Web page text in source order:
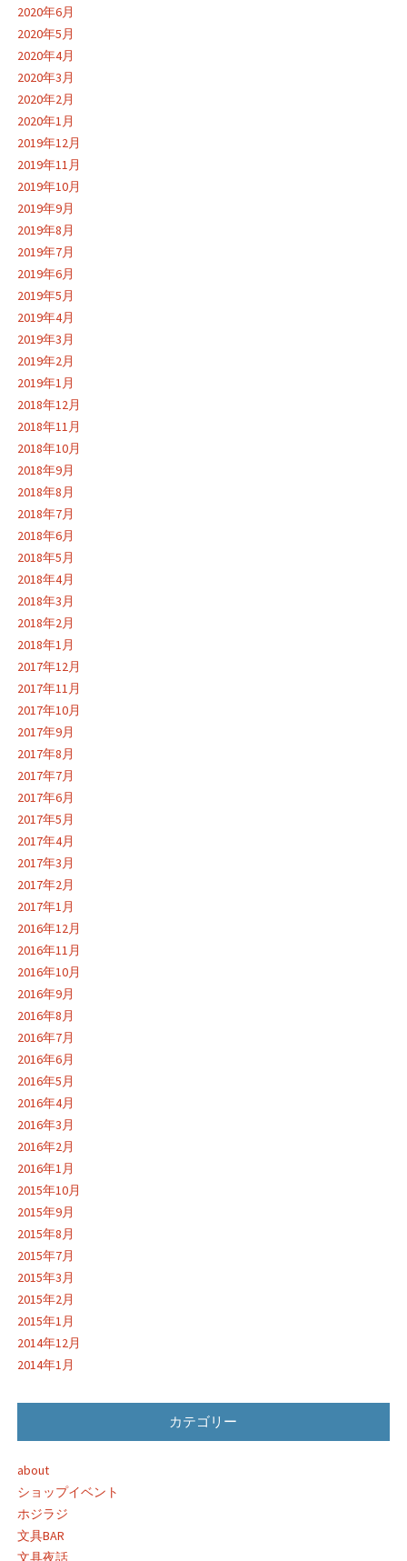
2020年6月
2020年5月
2020年4月
2020年3月
2020年2月
2020年1月
2019年12月
2019年11月
2019年10月
2019年9月
2019年8月
2019年7月
2019年6月
2019年5月
2019年4月
2019年3月
2019年2月
2019年1月
2018年12月
2018年11月
2018年10月
2018年9月
2018年8月
2018年7月
2018年6月
2018年5月
2018年4月
2018年3月
2018年2月
2018年1月
2017年12月
2017年11月
2017年10月
2017年9月
2017年8月
2017年7月
2017年6月
2017年5月
2017年4月
2017年3月
2017年2月
2017年1月
2016年12月
2016年11月
2016年10月
2016年9月
2016年8月
2016年7月
2016年6月
2016年5月
2016年4月
2016年3月
2016年2月
2016年1月
2015年10月
2015年9月
2015年8月
2015年7月
2015年3月
2015年2月
2015年1月
2014年12月
2014年1月
カテゴリー
about
ショップイベント
ホジラジ
文具BAR
文具夜話